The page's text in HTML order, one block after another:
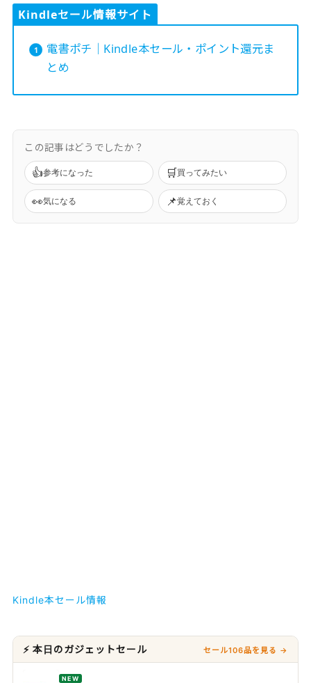
Kindleセール情報サイト
電書ポチ｜Kindle本セール・ポイント還元ま
とめ
この記事はどうでしたか？
👍参考になった 🛒買ってみたい
👀気になる 📌覚えておく
Kindle本セール情報
⚡ 本日のガジェットセール セール106品を見る →
NEW